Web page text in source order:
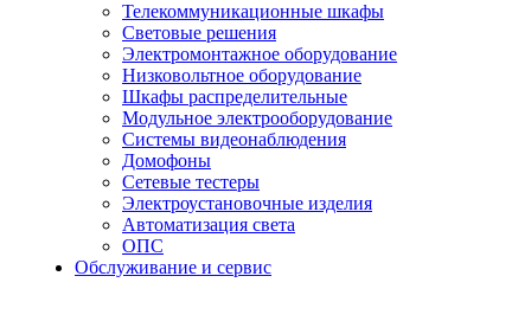
Телекоммуникационные шкафы
Световые решения
Электромонтажное оборудование
Низковольтное оборудование
Шкафы распределительные
Модульное электрооборудование
Системы видеонаблюдения
Домофоны
Сетевые тестеры
Электроустановочные изделия
Автоматизация света
ОПС
Обслуживание и сервис